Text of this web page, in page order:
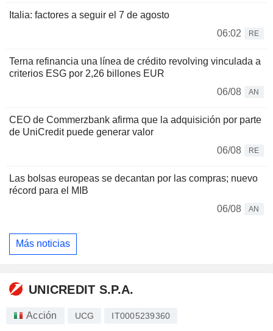
Italia: factores a seguir el 7 de agosto
06:02
RE
Terna refinancia una línea de crédito revolving vinculada a
criterios ESG por 2,26 billones EUR
06/08
AN
CEO de Commerzbank afirma que la adquisición por parte
de UniCredit puede generar valor
06/08
RE
Las bolsas europeas se decantan por las compras; nuevo
récord para el MIB
06/08
AN
Más noticias
UNICREDIT S.P.A.
Acción UCG IT0005239360